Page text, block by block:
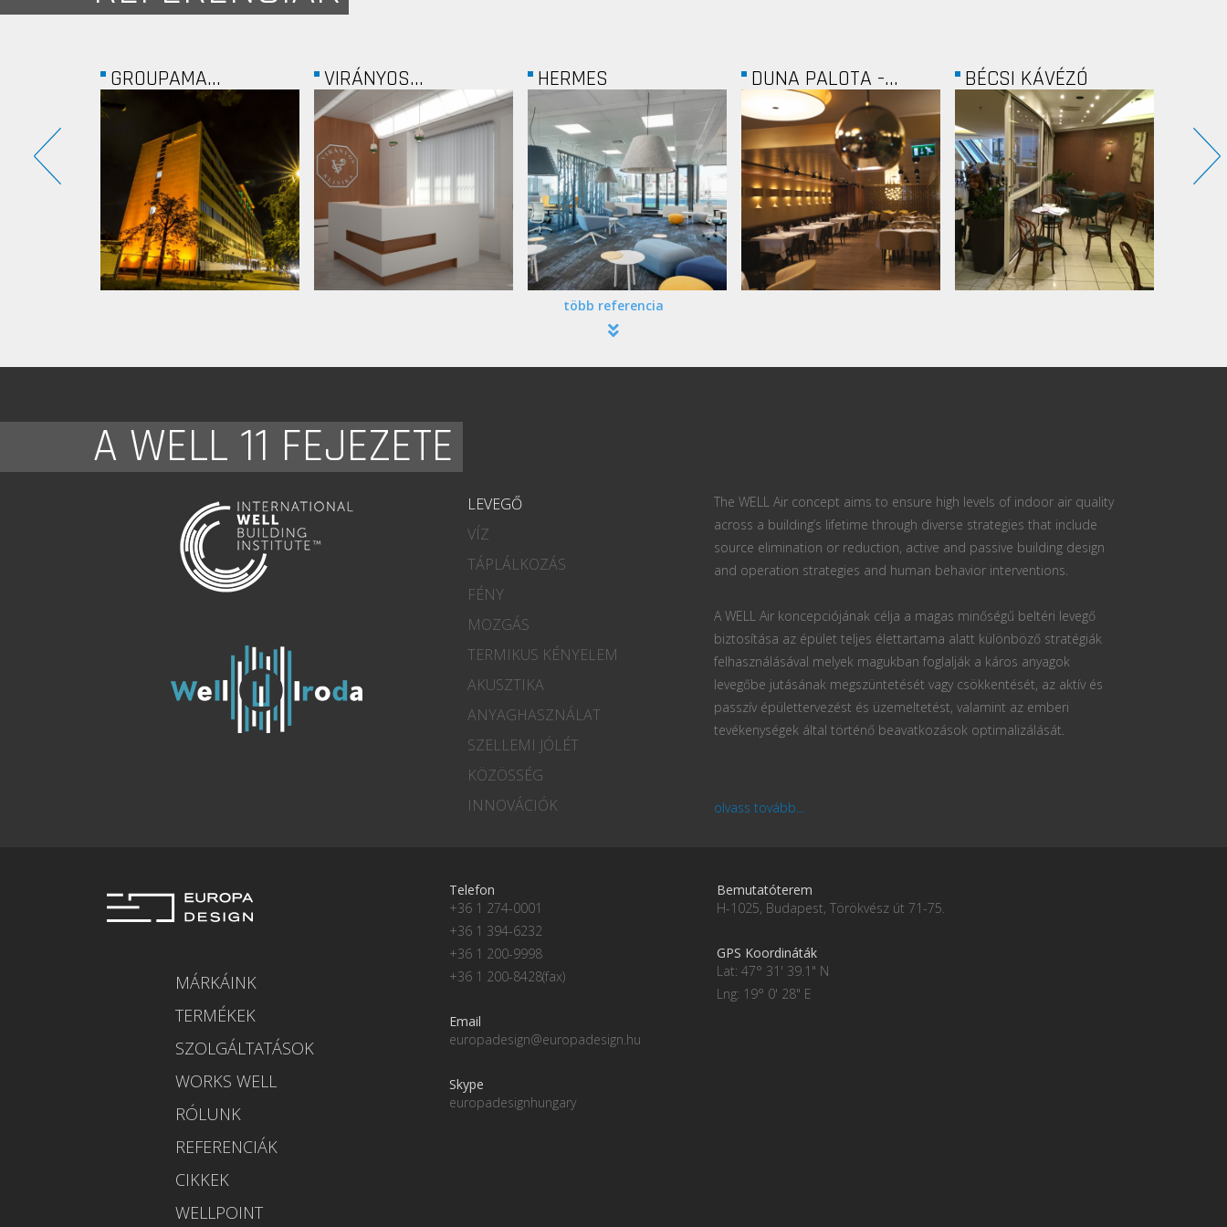
VIRÁNYOS... HERMES DUNA PALOTA -... BÉCSI KÁVÉZÓ CONVISTA
több referencia
A WELL 11 FEJEZETE
LEVEGŐ
VÍZ
TÁPLÁLKOZÁS
FÉNY
MOZGÁS
TERMIKUS KÉNYELEM
AKUSZTIKA
ANYAGHASZNÁLAT
SZELLEMI JÓLÉT
KÖZÖSSÉG
INNOVÁCIÓK
The WELL Air concept aims to ensure high levels of indoor air quality
across a building’s lifetime through diverse strategies that include
source elimination or reduction, active and passive building design
and operation strategies and human behavior interventions.
A WELL Air koncepciójának célja a magas minőségű beltéri levegő
biztosítása az épület teljes élettartama alatt különböző stratégiák
felhasználásával melyek magukban foglalják a káros anyagok
levegőbe jutásának megszüntetését vagy csökkentését, az aktív és
passzív épülettervezést és üzemeltetést, valamint az emberi
tevékenységek által történő beavatkozások optimalizálását.
olvass tovább...
MÁRKÁINK
TERMÉKEK
SZOLGÁLTATÁSOK
WORKS WELL
RÓLUNK
REFERENCIÁK
CIKKEK
WELLPOINT
Telefon
+36 1 274-0001
+36 1 394-6232
+36 1 200-9998
+36 1 200-8428(fax)
Email
europadesign@europadesign.hu
Skype
europadesignhungary
Bemutatóterem
H-1025, Budapest, Törökvész út 71-75.
GPS Koordináták
Lat: 47° 31' 39.1" N
Lng: 19° 0' 28" E